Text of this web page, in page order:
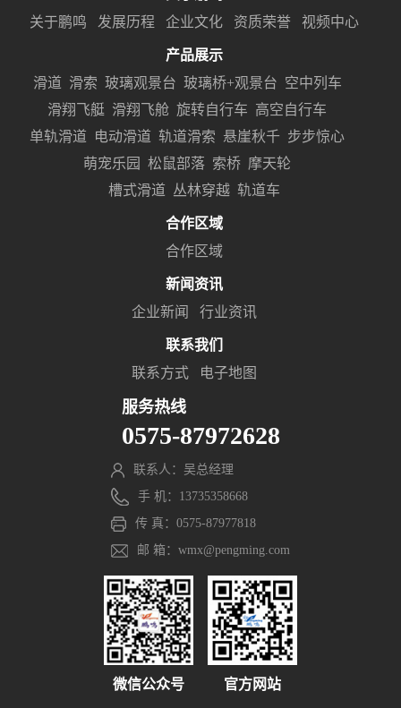
关于鹏鸣
发展历程 企业文化 资质荣誉 视频中心
产品展示
滑道 滑索 玻璃观景台 玻璃桥+观景台 空中列车
滑翔飞艇 滑翔飞舱 旋转自行车 高空自行车
单轨滑道
电动滑道 轨道滑索 悬崖秋千 步步惊心
萌宠乐园
松鼠部落 索桥 摩天轮
槽式滑道 丛林穿越 轨道车
合作区域
合作区域
新闻资讯
企业新闻
行业资讯
联系我们
联系方式
电子地图
服务热线
0575-87972628
联系人：吴总经理
手 机：13735358668
传 真：0575-87977818
邮 箱：wmx@pengming.com
微信公众号 官方网站